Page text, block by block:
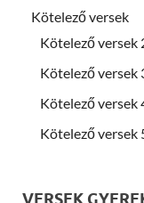
Kötelező versek
Kötelező versek
Kötelező versek
Kötelező versek
Kötelező versek
VERSEK